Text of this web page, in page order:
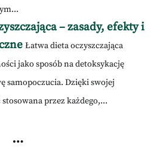
– zasady, efekty i
Łatwa dieta oczyszczająca
jako sposób na detoksykację
samopoczucia. Dzięki swojej
przez każdego,...